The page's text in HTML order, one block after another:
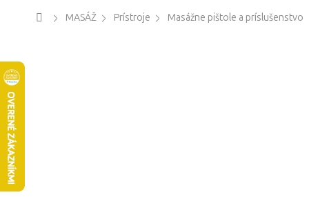
DomovMASÁŽ Prístroje Masážne pištole a príslušenstvo